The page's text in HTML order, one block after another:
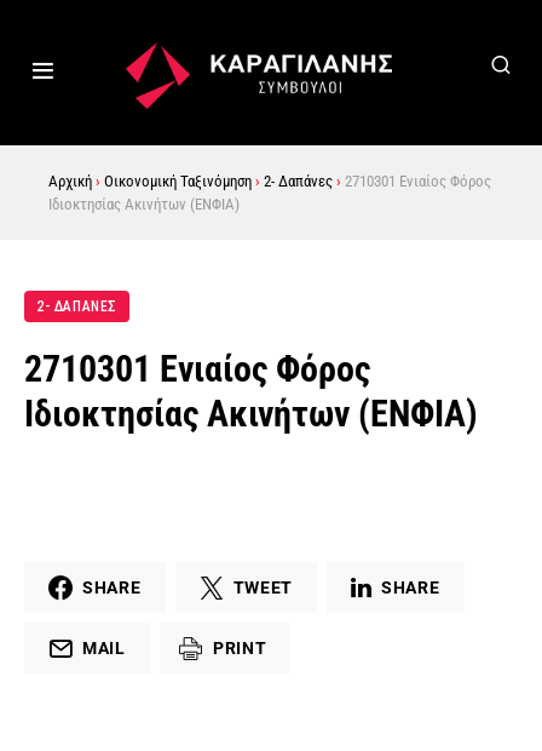
Αρχική › Οικονομική Ταξινόμηση › 2- Δαπάνες › 2710301 Ενιαίος Φόρος
Ιδιοκτησίας Ακινήτων (ΕΝΦΙΑ)
2- ΔΑΠΑΝΕΣ
2710301 Ενιαίος Φόρος
Ιδιοκτησίας Ακινήτων (ΕΝΦΙΑ)
SHARE TWEET SHARE
MAIL PRINT